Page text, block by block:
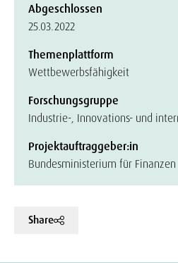
Abgeschlossen
25.03.2022
Themenplattform
Wettbewerbsfähigkeit
Forschungsgruppe
Industrie-, Innovations- und
Projektauftraggeber:in
Bundesministerium für Finanzen
Share